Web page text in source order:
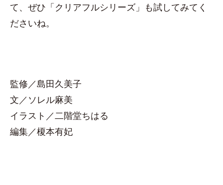
て、ぜひ「クリアフルシリーズ」も試してみてく
ださいね。
監修／島田久美子
文／ソレル麻美
イラスト／二階堂ちはる
編集／榎本有妃